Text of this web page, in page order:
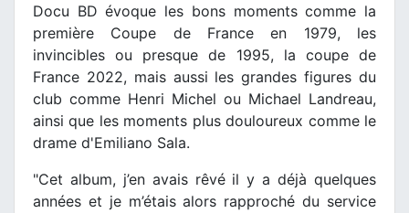
Docu BD évoque les bons moments comme la
première Coupe de France en 1979, les
invincibles ou presque de 1995, la coupe de
France 2022, mais aussi les grandes figures du
club comme Henri Michel ou Michael Landreau,
ainsi que les moments plus douloureux comme le
drame d'Emiliano Sala.
"Cet album, j’en avais rêvé il y a déjà quelques
années et je m’étais alors rapproché du service